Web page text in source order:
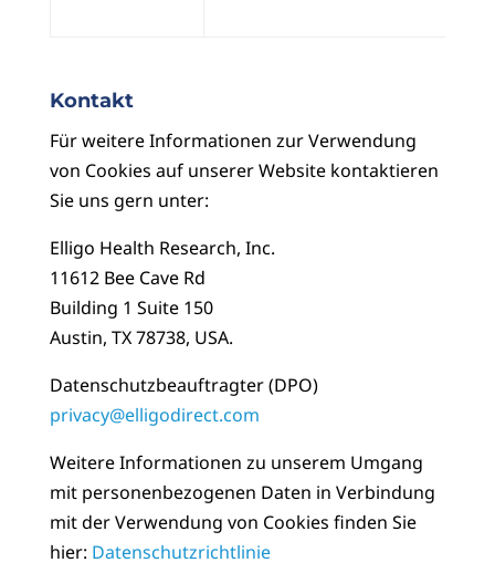
Kontakt
Für weitere Informationen zur Verwendung
von Cookies auf unserer Website kontaktieren
Sie uns gern unter:
Elligo Health Research, Inc.
11612 Bee Cave Rd
Building 1 Suite 150
Austin, TX 78738, USA.
Datenschutzbeauftragter (DPO)
privacy@elligodirect.com
Weitere Informationen zu unserem Umgang
mit personenbezogenen Daten in Verbindung
mit der Verwendung von Cookies finden Sie
hier: Datenschutzrichtlinie